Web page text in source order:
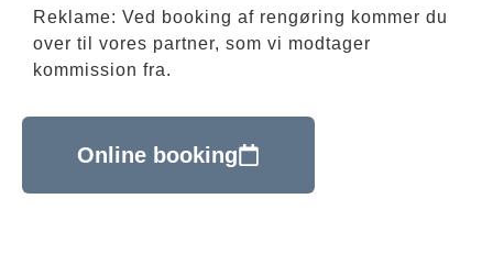
Reklame: Ved booking af rengøring kommer du
over til vores partner, som vi modtager
kommission fra.
Online booking